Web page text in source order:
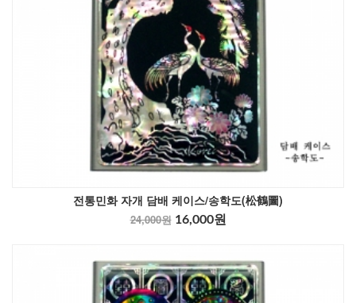
전통민화 자개 담배 케이스/송학도(松鶴圖)
24,000원 16,000원